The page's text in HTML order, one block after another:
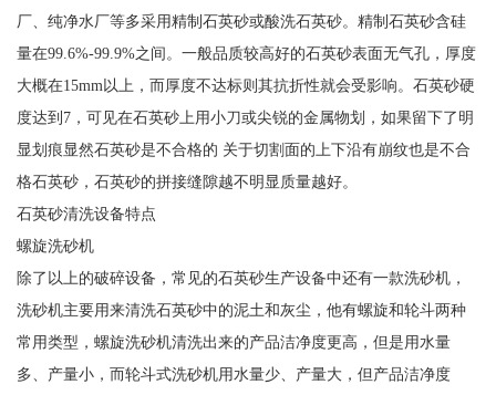
厂、纯净水厂等多采用精制石英砂或酸洗石英砂。精制石英砂含硅
量在99.6%-99.9%之间。一般品质较高好的石英砂表面无气孔，厚度
大概在15mm以上，而厚度不达标则其抗折性就会受影响。石英砂硬
度达到7，可见在石英砂上用小刀或尖锐的金属物划，如果留下了明
显划痕显然石英砂是不合格的 关于切割面的上下沿有崩纹也是不合
格石英砂，石英砂的拼接缝隙越不明显质量越好。
石英砂清洗设备特点
螺旋洗砂机
除了以上的破碎设备，常见的石英砂生产设备中还有一款洗砂机，
洗砂机主要用来清洗石英砂中的泥土和灰尘，他有螺旋和轮斗两种
常用类型，螺旋洗砂机清洗出来的产品洁净度更高，但是用水量
多、产量小，而轮斗式洗砂机用水量少、产量大，但产品洁净度